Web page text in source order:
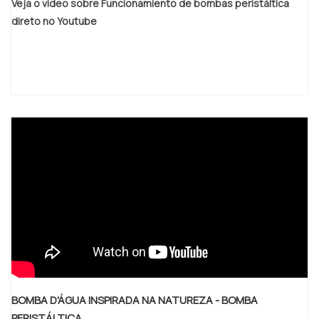
Veja o vídeo sobre Funcionamiento de bombas peristáltica
direto no Youtube
BOMBA D'ÁGUA INSPIRADA NA NATUREZA - BOMBA